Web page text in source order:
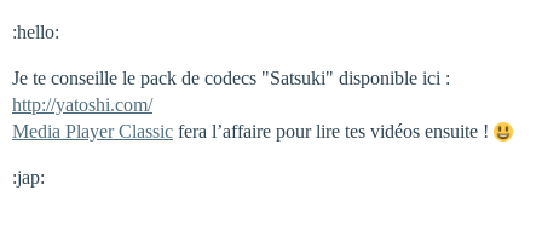
:hello:
Je te conseille le pack de codecs "Satsuki" disponible ici :
http://yatoshi.com/
Media Player Classic fera l’affaire pour lire tes vidéos ensuite !
:jap: